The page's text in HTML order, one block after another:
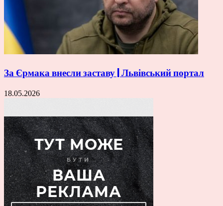
За Єрмака внесли заставу | Львівський портал
18.05.2026